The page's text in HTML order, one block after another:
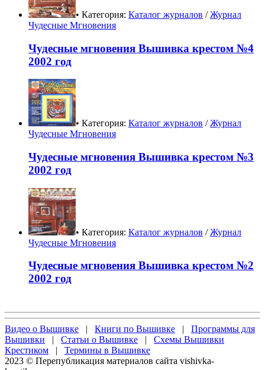
• Категория: Каталог журналов /Журнал
Чудесные Мгновения
Чудесные мгновения Вышивка крестом №4
2002 год
• Категория: Каталог журналов /Журнал
Чудесные Мгновения
Чудесные мгновения Вышивка крестом №3
2002 год
• Категория: Каталог журналов /Журнал
Чудесные Мгновения
Чудесные мгновения Вышивка крестом №2
2002 год
Видео о Вышивке | Книги по Вышивке | Программы для
Вышивки | Статьи о Вышивке | Схемы Вышивки
Крестиком | Термины в Вышивке
2023 © Перепубликация материалов сайта vishivka-